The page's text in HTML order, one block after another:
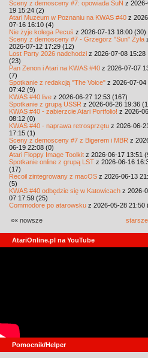
Sceny z demosceny #7: opowiada SuN z
19 15:24 (2)
Atari Muzeum w Poznaniu na KWAS #40 z
07-16 16:10 (4)
Nie żyje kolega Pecuś z 2026-07-13 18:00 (30)
Sceny z demosceny #7 - Grzegorz "Sun" Żyła
2026-07-12 17:29 (12)
Lost Party 2026 nadchodzi z 2026-07-08 15:28
(23)
Pan Zenon i Atari na KWAS #40 z 2026-07-07
(7)
Spotkanie z redakcją "The Voice" z 2026-07-04
07:42 (9)
KWAS #40 live z 2026-06-27 12:53 (167)
Spotkanie z grupą USSR z 2026-06-26 19:36
KWAS #40 - zabierzcie Atari Portfolio! z 2026-
08:12 (0)
KWAS #40 - naprawa retrosprzętu z 2026-06-21
17:15 (1)
Sceny z demosceny #7 z Bigerem i MBR z
06-19 22:08 (0)
Atari Floppy Image Toolkit z 2026-06-17 13:51
Spotkanie online z grupą LST z 2026-06-16
(17)
Recoil zintegrowany z macOS z 2026-06-13
(5)
KWAS #40 odbędzie się w Katowicach z 2026-
07 17:59 (25)
Commodore po atarowsku z 2026-05-28 21:50
«« nowsze
AtariOnline.pl na YouTube
Pomocnik/Helper